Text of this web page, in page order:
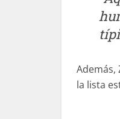
Además,
la lista